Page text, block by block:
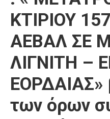
ΚΤΙΡΙΟΥ
ΑΕΒΑΛ ΣΕ
ΛΙΓΝΙΤΗ –
ΕΟΡΔΑΙΑΣ»
των όρων